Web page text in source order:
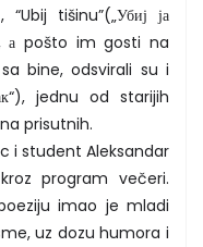
tišinu”(„Убиј ја
а pošto im gosti na
bine, odsvirali su i
jednu od starijih
prisutnih.
i student Aleksandar
program večeri.
imao je mladi
uz dozu humora i